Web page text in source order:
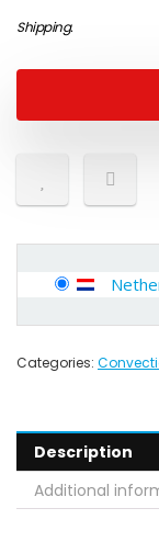
Shipping.
Categories:
Description
Additional